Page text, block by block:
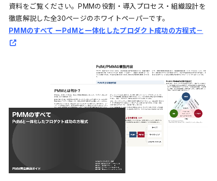
資料をご覧ください。PMMの役割・導入プロセス・組織設計を
徹底解説した全30ページのホワイトペーパーです。
PMMのすべて ーPdMと一体化したプロダクト成功の方程式－